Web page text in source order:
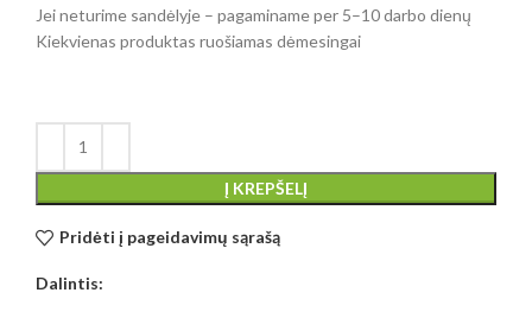
Jei neturime sandėlyje – pagaminame per 5–10 darbo dienų
Kiekvienas produktas ruošiamas dėmesingai
Į KREPŠELĮ
Pridėti į pageidavimų sąrašą
Dalintis: